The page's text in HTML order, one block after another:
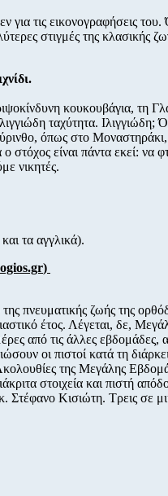
για τις εικονογραφήσεις
στιγμές της κλασικής
κουκουβάγια, τη
ταχύτητα. Ιλιγγιώδη;
όπως στο Μοναστηράκι,
στόχος είναι πάντα εκεί: να
νικητές.
τα αγγλικά).
)
πνευματικής ζωής της
έτος. Λέγεται, δε,
από τις άλλες εβδομάδες,
οι πιστοί κατά τη
της Μεγάλης
στοιχεία και πιστή
Στέφανο Κισιώτη. Τρεις σε